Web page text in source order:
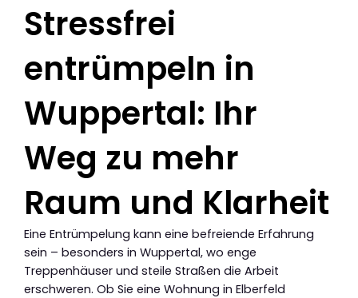
Stressfrei
entrümpeln in
Wuppertal: Ihr
Weg zu mehr
Raum und Klarheit
Eine Entrümpelung kann eine befreiende Erfahrung
sein – besonders in Wuppertal, wo enge
Treppenhäuser und steile Straßen die Arbeit
erschweren. Ob Sie eine Wohnung in Elberfeld